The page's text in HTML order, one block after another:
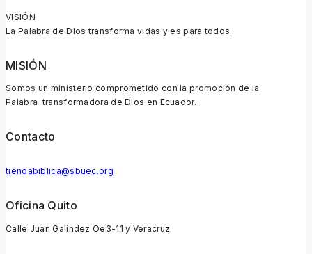
VISIÓN
La Palabra de Dios transforma vidas y es para todos.
MISIÓN
Somos un ministerio comprometido con la promoción de la
Palabra transformadora de Dios en Ecuador.
Contacto
tiendabiblica@sbuec.org
Oficina Quito
Calle Juan Galindez Oe3-11 y Veracruz.